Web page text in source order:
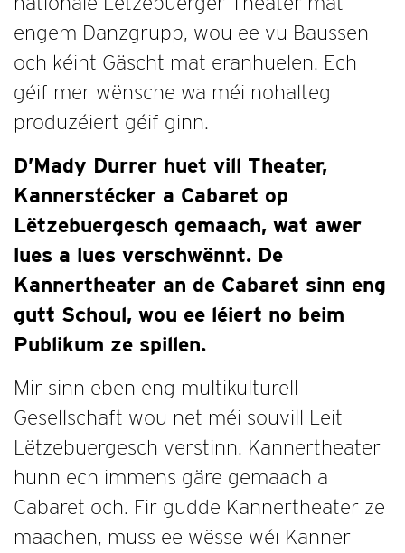
engem Danzgrupp, wou ee vu Baussen
och kéint Gäscht mat eranhuelen. Ech
géif mer wënsche wa méi nohalteg
produzéiert géif ginn.
D’Mady Durrer huet vill Theater,
Kannerstécker a Cabaret op
Lëtzebuergesch gemaach, wat awer
lues a lues verschwënnt. De
Kannertheater an de Cabaret sinn eng
gutt Schoul, wou ee léiert no beim
Publikum ze spillen.
Mir sinn eben eng multikulturell
Gesellschaft wou net méi souvill Leit
Lëtzebuergesch verstinn. Kannertheater
hunn ech immens gäre gemaach a
Cabaret och. Fir gudde Kannertheater ze
maachen, muss ee wësse wéi Kanner